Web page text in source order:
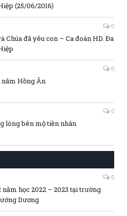
(25/06/2016)
0
Chúa đã yêu con – Ca đoàn HD. Đa
0
năm Hồng Ân
0
lòng bên mộ tiền nhân
0
năm học 2022 – 2023 tại trường
Dương